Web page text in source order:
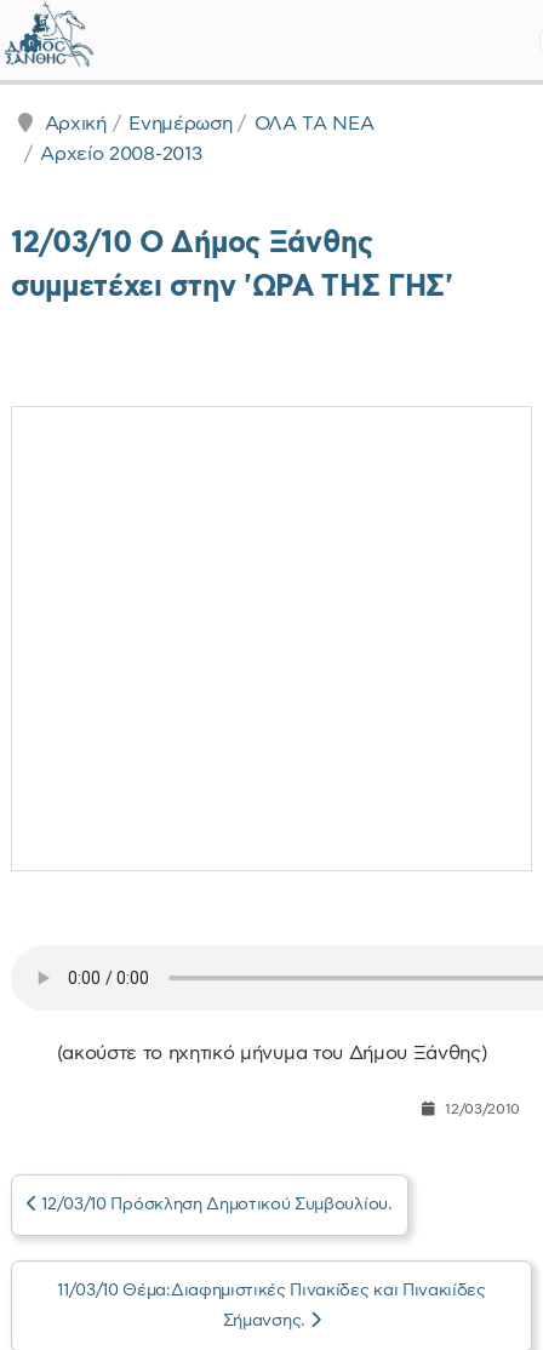
Αρχική Ενημέρωση
ΟΛΑ ΤΑ ΝΕΑ
Αρχείο 2008-2013
12/03/10 Ο Δήμος Ξάνθης
συμμετέχει στην 'ΩΡΑ ΤΗΣ ΓΗΣ'
(ακούστε το ηχητικό μήνυμα του Δήμου Ξάνθης)
12/03/2010
12/03/10 Πρόσκληση Δημοτικού Συμβουλίου.
11/03/10 Θέμα:Διαφημιστικές Πινακίδες και Πινακιίδες
Σήμανσης.